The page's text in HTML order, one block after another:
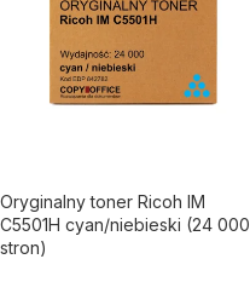
Oryginalny toner Ricoh IM
C5501H cyan/niebieski (24 000
stron)